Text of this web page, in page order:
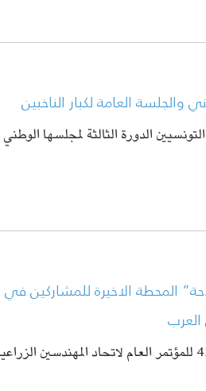
والجلسة العامة لكبار الناخبين
الدورة الثالثة لمجلسها
المحطة الاخيرة للمشاركين في
العرب
اختتم منظمو الدورة 42 للمؤتمر العام لاتحاد